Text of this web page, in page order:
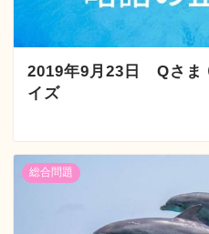
2019年9月23日 Qさ
イズ
総合問題